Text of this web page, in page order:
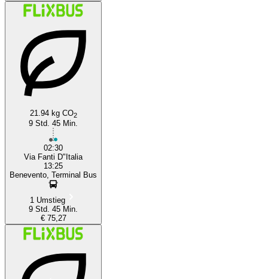
21.94 kg CO2
9 Std. 45 Min.
02:30
Via Fanti D"Italia
13:25
Benevento, Terminal Bus
1 Umstieg
9 Std. 45 Min.
€ 75,27